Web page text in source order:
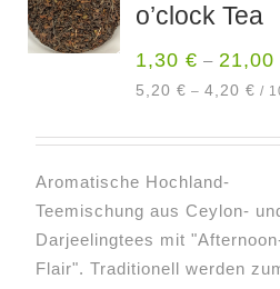
Die
können
auf
gewählt
werden
o’clock Tea
1,30€ –
5,20€ –4,20€ /
Aromatische Hochland-
Teemischung aus Ceylon-
Darjeelingtees mit
Flair". Traditionell werden